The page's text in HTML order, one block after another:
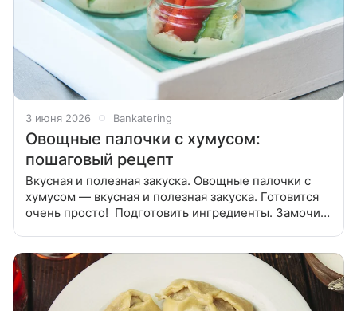
3 июня 2026 Bankatering
Овощные палочки с хумусом:
пошаговый рецепт
Вкусная и полезная закуска. Овощные палочки с
хумусом — вкусная и полезная закуска. Готовится
очень просто! Подготовить ингредиенты. Замочить